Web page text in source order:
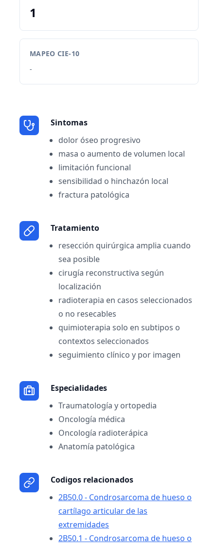
1
MAPEO CIE-10
-
Sintomas
dolor óseo progresivo
masa o aumento de volumen local
limitación funcional
sensibilidad o hinchazón local
fractura patológica
Tratamiento
resección quirúrgica amplia cuando
sea posible
cirugía reconstructiva según
localización
radioterapia en casos seleccionados
o no resecables
quimioterapia solo en subtipos o
contextos seleccionados
seguimiento clínico y por imagen
Especialidades
Traumatología y ortopedia
Oncología médica
Oncología radioterápica
Anatomía patológica
Codigos relacionados
2B50.0 - Condrosarcoma de hueso o
cartílago articular de las
extremidades
2B50.1 - Condrosarcoma de hueso o